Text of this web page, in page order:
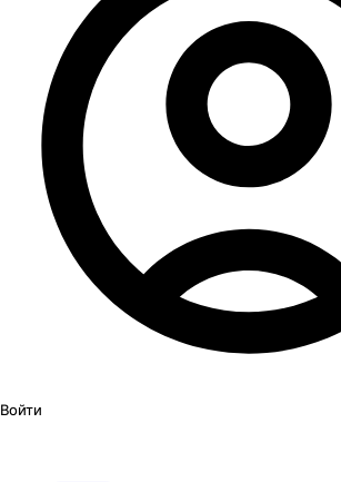
Войти